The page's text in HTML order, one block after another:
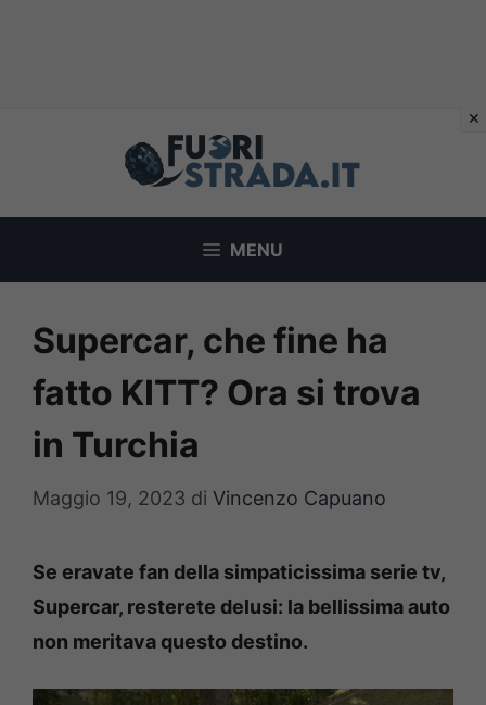
MENU
Supercar, che fine ha
fatto KITT? Ora si trova
in Turchia
Maggio 19, 2023 di Vincenzo Capuano
Se eravate fan della simpaticissima serie tv,
Supercar, resterete delusi: la bellissima auto
non meritava questo destino.